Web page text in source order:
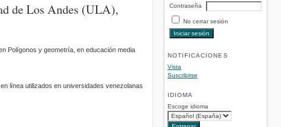
Contraseña
No cerrar sesión
NOTIFICACIONES
Vista
Suscribirse
IDIOMA
Escoge idioma
de Los Andes (ULA),
Polígonos y geometría, en educación media
línea utilizados en universidades venezolanas